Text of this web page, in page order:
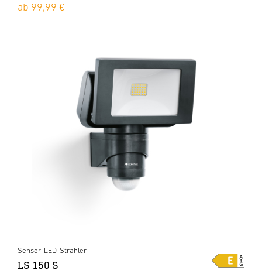
ab 99,99 €
Sensor-LED-Strahler
LS 150 S